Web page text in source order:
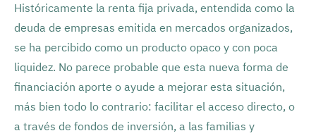
Históricamente la renta fija privada, entendida como la
deuda de empresas emitida en mercados organizados,
se ha percibido como un producto opaco y con poca
liquidez. No parece probable que esta nueva forma de
financiación aporte o ayude a mejorar esta situación,
más bien todo lo contrario: facilitar el acceso directo, o
a través de fondos de inversión, a las familias y